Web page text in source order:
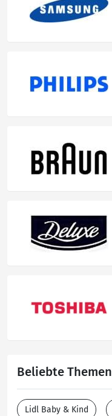
Beliebte Themen
Lidl Baby & Kind